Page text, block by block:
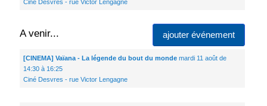
Ciné Desvres - rue Victor Lengagne
A venir... ajouter événement
[CINEMA] Vaïana - La légende du bout du mondemardi 11 août de
14:30 à 16:25
Ciné Desvres - rue Victor Lengagne